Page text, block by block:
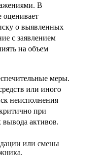
В
оценивает
о выявленных
с заявлением
на объем
меры.
или иного
неисполнения
при
вывода активов.
или смены